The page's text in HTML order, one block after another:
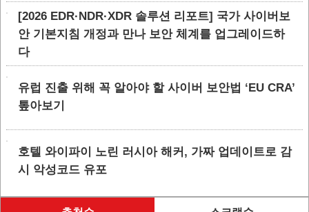
[2026 EDR·NDR·XDR 솔루션 리포트] 국가 사이버보
안 기본지침 개정과 만나 보안 체계를 업그레이드하
다
유럽 진출 위해 꼭 알아야 할 사이버 보안법 ‘EU CRA’
톺아보기
호텔 와이파이 노린 러시아 해커, 가짜 업데이트로 감
시 악성코드 유포